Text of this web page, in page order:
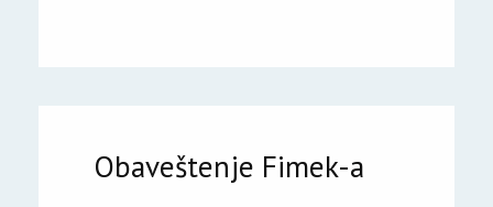
Obaveštenje Fimek-a